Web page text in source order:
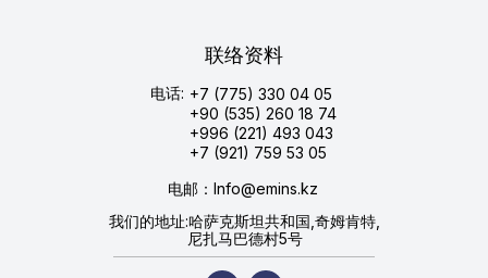
+7 (775) 330 04 05
+90 (535) 260 18 74
+996 (221) 493 043
+7 (921) 759 53 05
我们的地址:哈萨克斯坦共和国,奇姆肯特,
尼扎马巴德村5号
电邮：Info@emins.kz
电话:
联络资料